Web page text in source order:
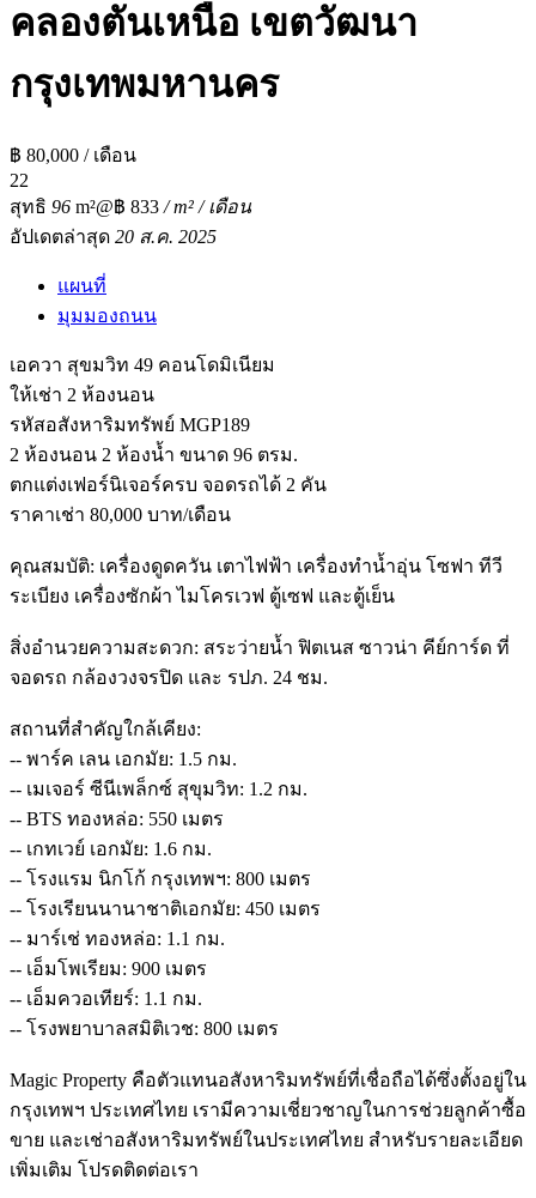
คลองตันเหนือ เขตวัฒนา
กรุงเทพมหานคร
฿ 80,000 / เดือน
22
สุทธิ 96 m²@฿ 833 / m² / เดือน
อัปเดตล่าสุด 20 ส.ค. 2025
แผนที่
มุมมองถนน
เอควา สุขมวิท 49 คอนโดมิเนียม
ให้เช่า 2 ห้องนอน
รหัสอสังหาริมทรัพย์ MGP189
2 ห้องนอน 2 ห้องน้ำ ขนาด 96 ตรม.
ตกแต่งเฟอร์นิเจอร์ครบ จอดรถได้ 2 คัน
ราคาเช่า 80,000 บาท/เดือน
คุณสมบัติ: เครื่องดูดควัน เตาไฟฟ้า เครื่องทำน้ำอุ่น โซฟา ทีวี
ระเบียง เครื่องซักผ้า ไมโครเวฟ ตู้เซฟ และตู้เย็น
สิ่งอำนวยความสะดวก: สระว่ายน้ำ ฟิตเนส ซาวน่า คีย์การ์ด ที่
จอดรถ กล้องวงจรปิด และ รปภ. 24 ชม.
สถานที่สำคัญใกล้เคียง:
-- พาร์ค เลน เอกมัย: 1.5 กม.
-- เมเจอร์ ซีนีเพล็กซ์ สุขุมวิท: 1.2 กม.
-- BTS ทองหล่อ: 550 เมตร
-- เกทเวย์ เอกมัย: 1.6 กม.
-- โรงแรม นิกโก้ กรุงเทพฯ: 800 เมตร
-- โรงเรียนนานาชาติเอกมัย: 450 เมตร
-- มาร์เช่ ทองหล่อ: 1.1 กม.
-- เอ็มโพเรียม: 900 เมตร
-- เอ็มควอเทียร์: 1.1 กม.
-- โรงพยาบาลสมิติเวช: 800 เมตร
Magic Property คือตัวแทนอสังหาริมทรัพย์ที่เชื่อถือได้ซึ่งตั้งอยู่ใน
กรุงเทพฯ ประเทศไทย เรามีความเชี่ยวชาญในการช่วยลูกค้าซื้อ
ขาย และเช่าอสังหาริมทรัพย์ในประเทศไทย สำหรับรายละเอียด
เพิ่มเติม โปรดติดต่อเรา